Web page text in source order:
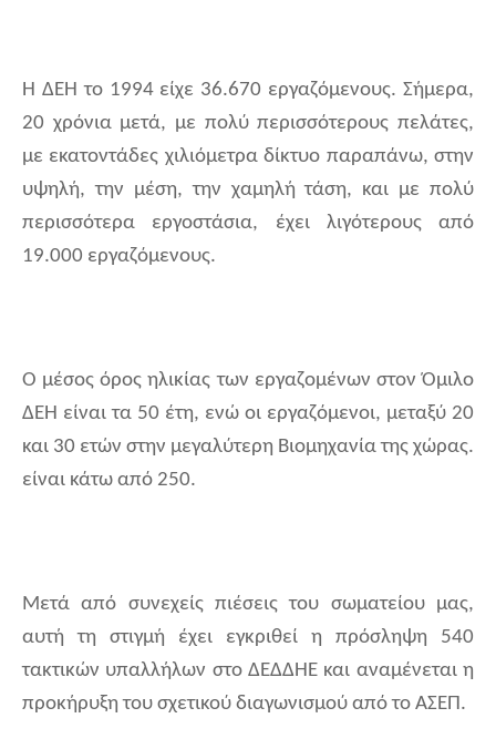
Η ΔΕΗ το 1994 είχε 36.670 εργαζόμενους. Σήμερα,
20 χρόνια μετά, με πολύ περισσότερους πελάτες,
με εκατοντάδες χιλιόμετρα δίκτυο παραπάνω, στην
υψηλή, την μέση, την χαμηλή τάση, και με πολύ
περισσότερα εργοστάσια, έχει λιγότερους από
19.000 εργαζόμενους.
Ο μέσος όρος ηλικίας των εργαζομένων στον Όμιλο
ΔΕΗ είναι τα 50 έτη, ενώ οι εργαζόμενοι, μεταξύ 20
και 30 ετών στην μεγαλύτερη Βιομηχανία της χώρας.
είναι κάτω από 250.
Μετά από συνεχείς πιέσεις του σωματείου μας,
αυτή τη στιγμή έχει εγκριθεί η πρόσληψη 540
τακτικών υπαλλήλων στο ΔΕΔΔΗΕ και αναμένεται η
προκήρυξη του σχετικού διαγωνισμού από το ΑΣΕΠ.